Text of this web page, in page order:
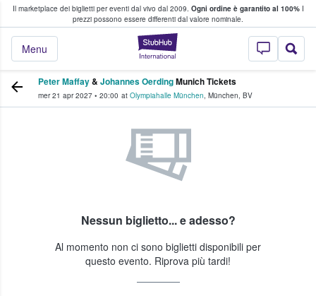
Il marketplace dei biglietti per eventi dal vivo dal 2009. Ogni ordine è garantito al 100%I
prezzi possono essere differenti dal valore nominale.
StubHub - Dove
Menu
fan comprano e vendono biglietti
Peter Maffay& Johannes OerdingMunich Tickets
mer 21 apr 2027 • 20:00 at Olympiahalle München, München, BV
Nessun biglietto... e adesso?
Al momento non ci sono biglietti disponibili per
questo evento. Riprova più tardi!